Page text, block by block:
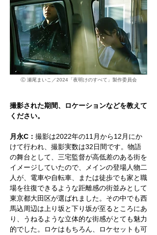
Ⓒ 瀬尾まいこ／2024「夜明けのすべて」製作委員会
撮影された期間、ロケーションなどを教えて
ください。
月永C： 撮影は2022年の11月から12月にか
けて行われ、撮影実数は32日間です。物語
の舞台として、三宅監督が高低差のある街を
イメージしていたので、メインの登場人物二
人が、電車や自転車、または徒歩でも家と職
場を往復できるような距離感の街並みとして
東京都大田区が選ばれました。その中でも西
馬込周辺は上り坂と下り坂が至るところにあ
り、うねるような立体的な街感がとても魅力
的でした。ロケはもちろん、ロケセットも可